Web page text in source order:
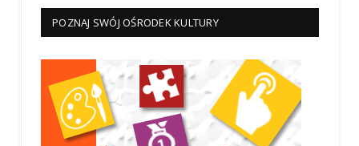
POZNAJ SWÓJ OŚRODEK KULTURY